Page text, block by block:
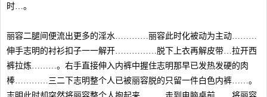
时…。
丽容二腿间便流出更多的淫水…………丽容此时化被动为主动………
伸手志明的衬衫扣子一一解开……………脱下上衣再解皮带…拉开西
裤拉炼………。右手直接伸入内裤中握住志明那早已发热发硬的肉
棒…………三二下志明整个人已被丽容脱的只留一件白色内裤……。